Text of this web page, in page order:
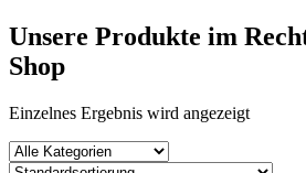
Unsere Produkte im
Shop
Einzelnes Ergebnis wird angezeigt